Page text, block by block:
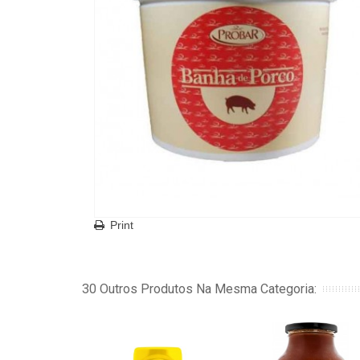
Print
30 Outros Produtos Na Mesma Categoria: